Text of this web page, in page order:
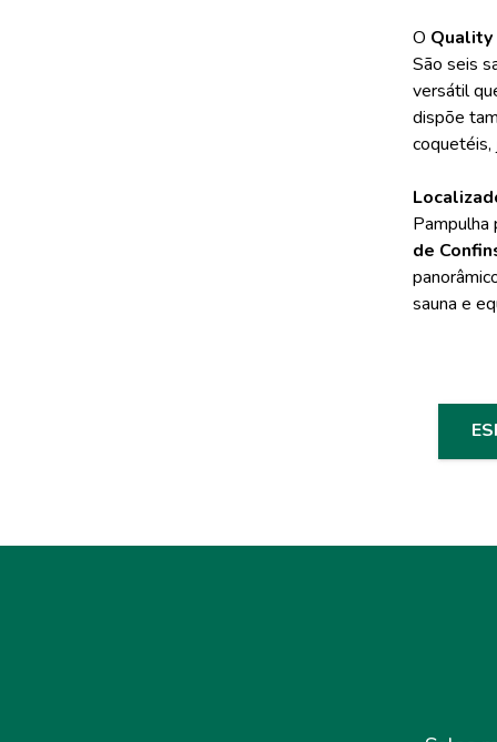
O Quality
São seis
versátil
dispõe
coquetéis,
Pampulha
de
sauna e